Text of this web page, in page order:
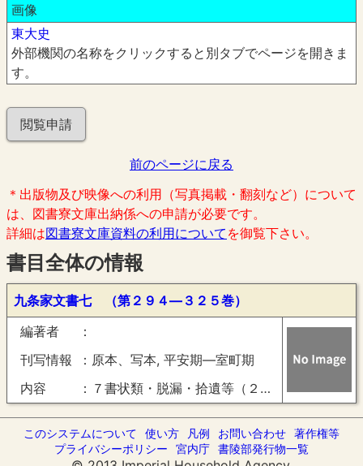
画像
東大史
外部機関の名称をクリックすると別タブでページを開きま
す。
閲覧申請
前のページに戻る
＊出版物及び映像への利用（写真掲載・翻刻など）について
は、図書寮文庫出納係への申請が必要です。
詳細は図書寮文庫資料の利用について を御覧下さい。
書目全体の情報
九条家文書七 （第２９４―３２５巻）
編著者
刊写情報
原本、写本, 平安期―室町期
内容
７書状類・脱漏・拾遺等（２９４―３２５巻）
このシステムについて 使い方 凡例 お問い合わせ 著作権等
プライバシーポリシー
宮内庁 書陵部発行物一覧